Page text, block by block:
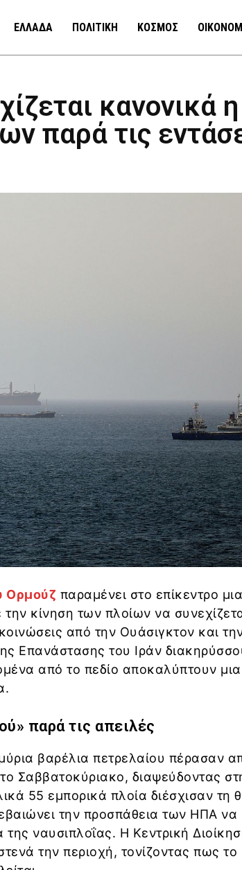
ΕΛΛΑΔΑ ΠΟΛΙΤΙΚΗ ΚΟΣΜΟΣ
κανονικά η
παρά τις
Ορμούζ παραμένει στο επίκεντρο
κίνηση των πλοίων να
από την Ουάσιγκτον και
Επανάστασης του Ιράν
από το πεδίο αποκαλύπτουν
παρά τις απειλές
βαρέλια πετρελαίου πέρασαν
Σαββατοκύριακο, διαψεύδοντας
55 εμπορικά πλοία διέσχισαν τη
την προσπάθεια των ΗΠΑ να
της ναυσιπλοΐας. Η Κεντρική
την περιοχή, τονίζοντας πως το